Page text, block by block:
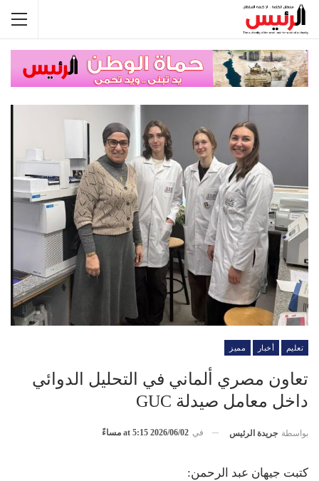
تعليم أخبار مميز
تعاون مصري ألماني في التحليل الدوائي
داخل معامل صيدلة GUC
بواسطة جريدة الرئيس في 2026/06/02 at 5:15 مساءً
كتبت جيهان عبد الرحمن: